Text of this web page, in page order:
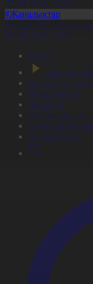
07.08.2026, 20:11
#Жаңалықтар
Құрылтай: Үгіт-
07.08.2026, 20:01
Басты
Тікелей
Бағдарлама
Жаңалықтар
Жобалар
Телехикаялар
Мультсериалдар
Видеоархив